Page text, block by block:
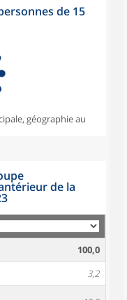
de 15
géographie au
de la
100,0
3,2